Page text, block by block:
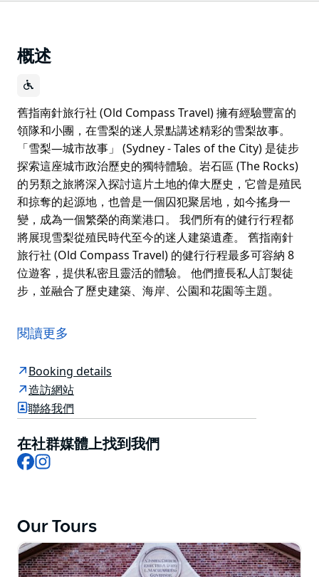
概述
舊指南針旅行社 (Old Compass Travel) 擁有經驗豐富的
領隊和小團，在雪梨的迷人景點講述精彩的雪梨故事。
「雪梨—城市故事」 (Sydney - Tales of the City) 是徒步
探索這座城市政治歷史的獨特體驗。岩石區 (The Rocks)
的另類之旅將深入探討這片土地的偉大歷史，它曾是殖民
和掠奪的起源地，也曾是一個囚犯聚居地，如今搖身一
變，成為一個繁榮的商業港口。 我們所有的健行行程都
將展現雪梨從殖民時代至今的迷人建築遺產。 舊指南針
旅行社 (Old Compass Travel) 的健行行程最多可容納 8
位遊客，提供私密且靈活的體驗。 他們擅長私人訂製徒
步，並融合了歷史建築、海岸、公園和花園等主題。
領隊和小團，在雪梨的迷人景點講述精彩的雪梨故事。
探索這座城市政治歷史的獨特體驗。岩石區 (The Rocks)
的另類之旅將深入探討這片土地的偉大歷史，它曾是殖民
和掠奪的起源地，也曾是一個囚犯聚居地，如今搖身一
變，成為一個繁榮的商業港口。
我們所有的健行行程都將展現雪梨從殖民時代至今的迷人
建築遺產。
他們擅長私人訂製徒步，並融合了歷史建築、海岸、公園
和花園等主題。
閱讀更多
Booking details
造訪網站
聯絡我們
在社群媒體上找到我們
Facebook
Our Tours